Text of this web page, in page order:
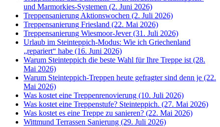
und Marmorkies-Systemen (2. Juni 2026)
Treppensanierung Aktionswochen (2. Juli 2026)
Treppensanierung Friesland (22. Mai 2026)
Treppensanierung Wiesmoor-Jever (31. Juli 2026)
Urlaub im Steinteppich-Modus: Wie ich Griechenland
„repariert“ habe (16. Juni 2026)
Warum Steinteppich die beste Wahl für Ihre Treppe ist (28.
Mai 2026)
Warum Steinteppich-Treppen heute gefragter sind denn je (22.
Mai 2026)
Was kostet eine Treppenrenovierung (10. Juli 2026)
Was kostet eine Treppenstufe? Steinteppich. (27. Mai 2026)
Was kostet es eine Treppe zu sanieren? (22. Mai 2026)
Wittmund Terrassen Sanierung (29. Juli 2026)